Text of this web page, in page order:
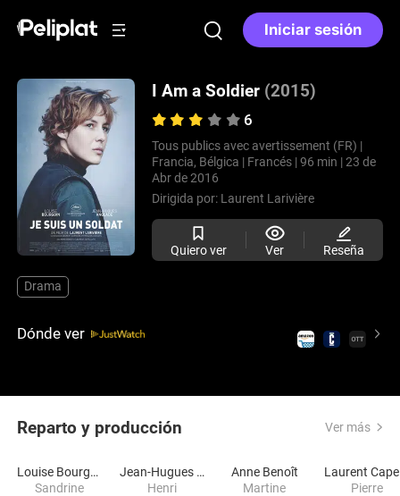
Iniciar sesión
I Am a Soldier (2015)
6
Tous publics avec avertissement (FR) |
Francia, Bélgica | Francés | 96 min | 23 de
Abr de 2016
Dirigida por: Laurent Larivière
Quiero ver Ver Reseña
Drama
Dónde ver
Reparto y producción Ver más
Louise Bourgoin
Sandrine
Jean-Hugues Anglade
Henri
Anne Benoît
Martine
Pierre